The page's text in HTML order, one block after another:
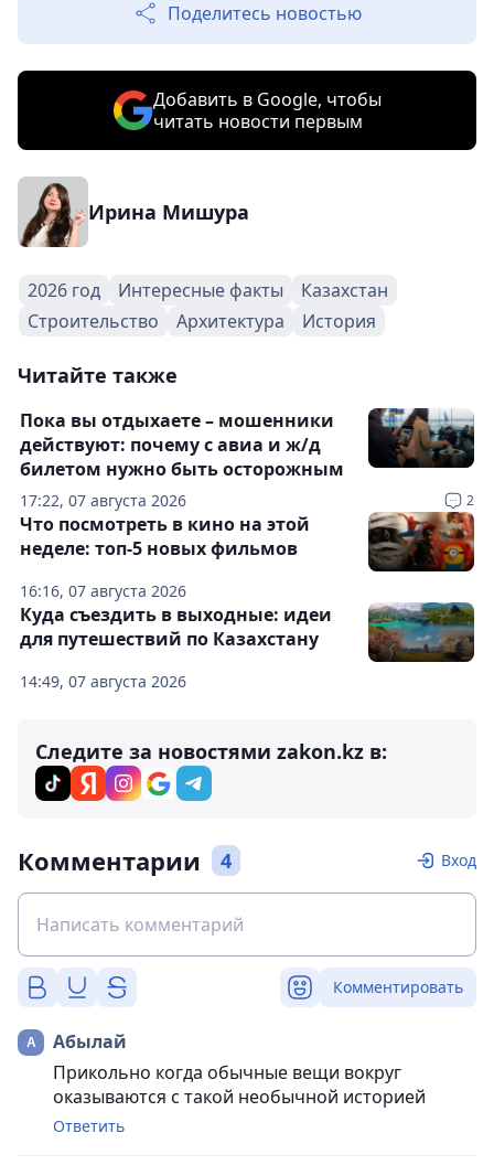
Поделитесь новостью
Добавить в Google, чтобы
читать новости первым
Ирина Мишура
2026 год Интересные факты
Казахстан
Строительство
Архитектура История
Читайте также
17:22, 07 августа 2026 2
Пока вы отдыхаете – мошенники
действуют: почему с авиа и ж/д
билетом нужно быть осторожным
16:16, 07 августа 2026
Что посмотреть в кино на этой
неделе: топ-5 новых фильмов
14:49, 07 августа 2026
Куда съездить в выходные: идеи
для путешествий по Казахстану
Следите за новостями zakon.kz в:
Комментарии 4 Вход
Комментировать
Абылай
Прикольно когда обычные вещи вокруг
оказываются с такой необычной историей
Ответить